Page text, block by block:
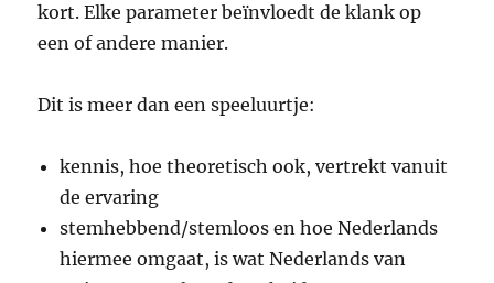
kort. Elke parameter beïnvloedt de klank op
een of andere manier.
Dit is meer dan een speeluurtje:
kennis, hoe theoretisch ook, vertrekt vanuit
de ervaring
stemhebbend/stemloos en hoe Nederlands
hiermee omgaat, is wat Nederlands van